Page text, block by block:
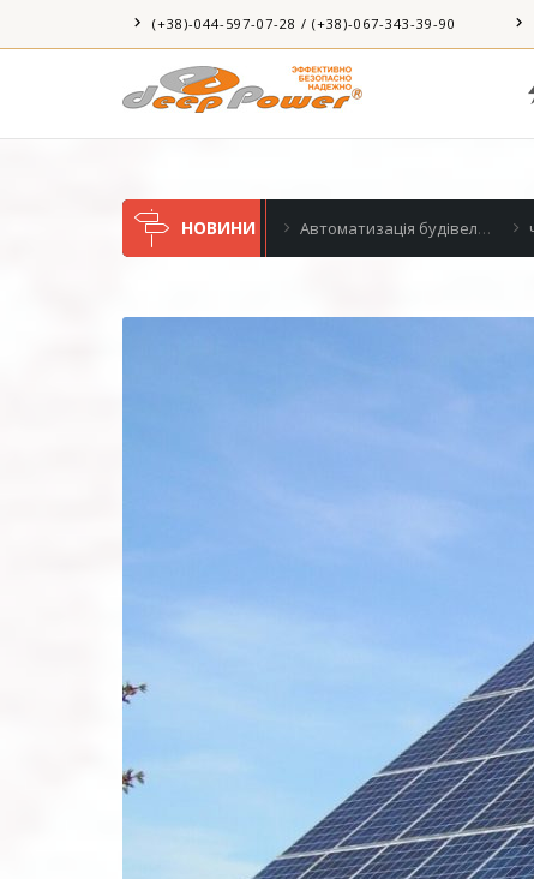
(+38)-044-597-07-28 / (+38)-067-343-39-90
НОВИНИ
Автоматизація будівель (BMS) і приватного будинку чергові “зелені” 18кВт